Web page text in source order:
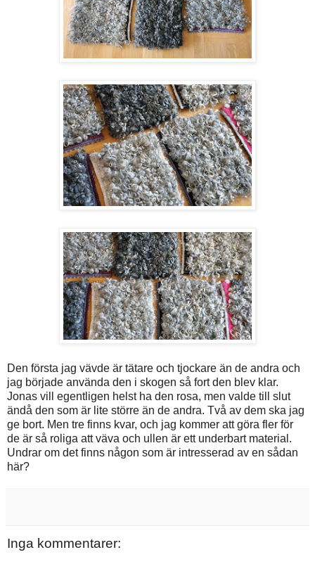
Den första jag vävde är tätare och tjockare än de andra och
jag började använda den i skogen så fort den blev klar.
Jonas vill egentligen helst ha den rosa, men valde till slut
ändå den som är lite större än de andra. Två av dem ska jag
ge bort. Men tre finns kvar, och jag kommer att göra fler för
de är så roliga att väva och ullen är ett underbart material.
Undrar om det finns någon som är intresserad av en sådan
här?
Inga kommentarer: